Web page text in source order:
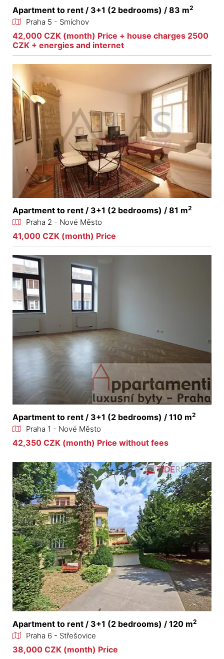
Apartment to rent / 3+1 (2 bedrooms) / 83 m2
Praha 5 - Smíchov
42,000 CZK (month) Price + house charges 2500
CZK + energies and internet
Apartment to rent / 3+1 (2 bedrooms) / 81 m2
Praha 2 - Nové Město
41,000 CZK (month) Price
Apartment to rent / 3+1 (2 bedrooms) / 110 m2
Praha 1 - Nové Město
42,350 CZK (month) Price without fees
Apartment to rent / 3+1 (2 bedrooms) / 120 m2
Praha 6 - Střešovice
38,000 CZK (month) Price